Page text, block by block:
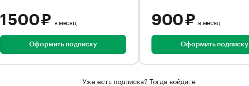
1 500 ₽ в месяц
Оформить подписку
900 ₽ в месяц
Оформить подписку
Уже есть подписка? Тогда войдите